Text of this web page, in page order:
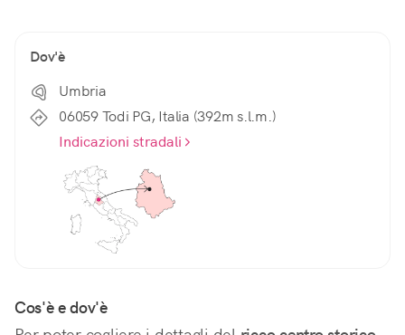
Dov'è
Umbria
06059 Todi PG, Italia (392m s.l.m.)
Indicazioni stradali
Cos'è e dov'è